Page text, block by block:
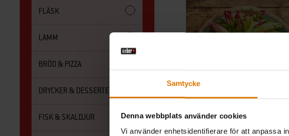
Samtycke
Denna webbplats använder cookies
Vi använder enhetsidentifierare för att anpassa
FLÄSK
LAMM
BRÖD & PIZZA
DRYCKER & DESSERTER
FISK & SKALDJUR
Grillade kycklingvingar på